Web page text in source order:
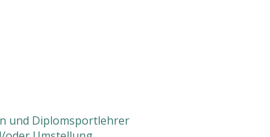
und Diplomsportlehrer